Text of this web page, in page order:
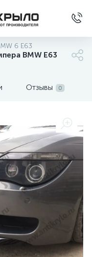
6 E63
BMW E63
Отзывы 0